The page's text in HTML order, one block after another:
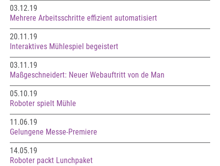
03.12.19
Mehrere Arbeitsschritte effizient automatisiert
20.11.19
Interaktives Mühlespiel begeistert
03.11.19
Maßgeschneidert: Neuer Webauftritt von de Man
05.10.19
Roboter spielt Mühle
11.06.19
Gelungene Messe-Premiere
14.05.19
Roboter packt Lunchpaket